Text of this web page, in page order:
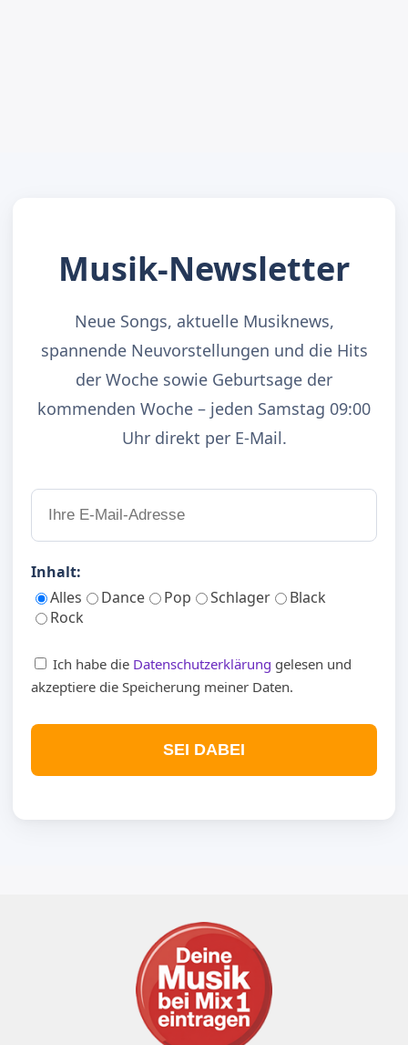
Musik-Newsletter
Neue Songs, aktuelle Musiknews,
spannende Neuvorstellungen und die Hits
der Woche sowie Geburtsage der
kommenden Woche – jeden Samstag 09:00
Uhr direkt per E-Mail.
Inhalt:
Alles
Dance Pop Schlager
Black
Rock
Ich habe die Datenschutzerklärung gelesen und
akzeptiere die Speicherung meiner Daten.
SEI DABEI